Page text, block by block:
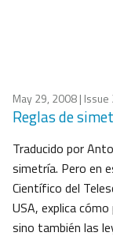
May 29, 2008| Issue
Reglas de
Traducido por
simetría. Pero en
Científico del
USA, explica
sino también las